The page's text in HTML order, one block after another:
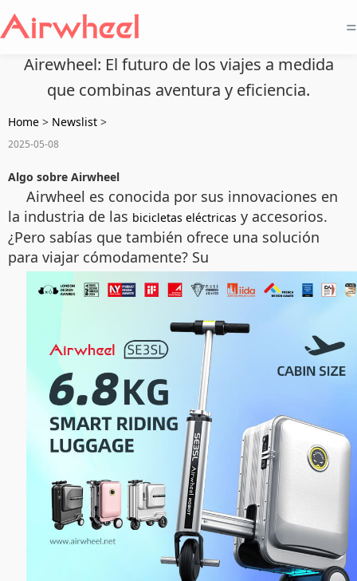
=
Airewheel: El futuro de los viajes a medida
que combinas aventura y eficiencia.
Home > Newslist >
2025-05-08
Algo sobre Airwheel
Airwheel es conocida por sus innovaciones en
la industria de las bicicletas eléctricas y accesorios.
¿Pero sabías que también ofrece una solución
para viajar cómodamente? Su